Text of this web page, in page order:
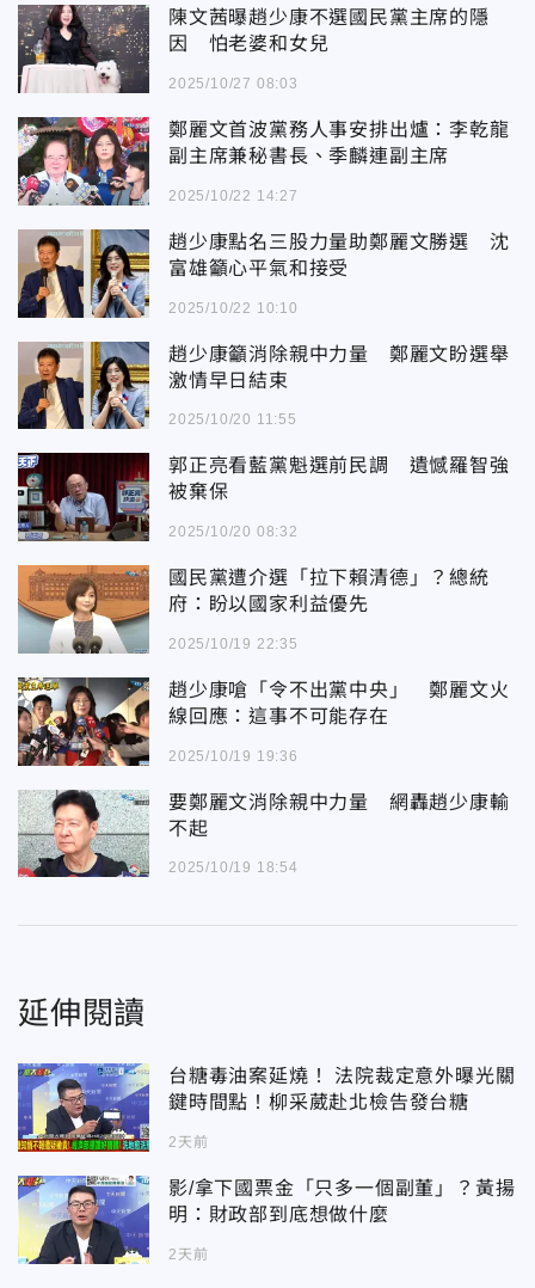
陳文茜曝趙少康不選國民黨主席的隱
因 怕老婆和女兒
2025/10/27 08:03
鄭麗文首波黨務人事安排出爐：李乾龍
副主席兼秘書長、季麟連副主席
2025/10/22 14:27
趙少康點名三股力量助鄭麗文勝選 沈
富雄籲心平氣和接受
2025/10/22 10:10
趙少康籲消除親中力量 鄭麗文盼選舉
激情早日結束
2025/10/20 11:55
郭正亮看藍黨魁選前民調 遺憾羅智強
被棄保
2025/10/20 08:32
國民黨遭介選「拉下賴清德」？總統
府：盼以國家利益優先
2025/10/19 22:35
趙少康嗆「令不出黨中央」 鄭麗文火
線回應：這事不可能存在
2025/10/19 19:36
要鄭麗文消除親中力量 網轟趙少康輸
不起
2025/10/19 18:54
延伸閱讀
台糖毒油案延燒！ 法院裁定意外曝光關
鍵時間點！柳采葳赴北檢告發台糖
2天前
影/拿下國票金「只多一個副董」？黃揚
明：財政部到底想做什麼
2天前